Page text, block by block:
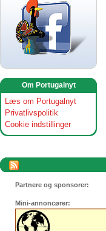
Om Portugalnyt
Læs om Portugalnyt
Privatlivspolitik
Cookie indstillinger
Partnere og sponsorer:
Mini-annoncører: